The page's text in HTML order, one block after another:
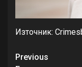
Източник:
Continue
Previous